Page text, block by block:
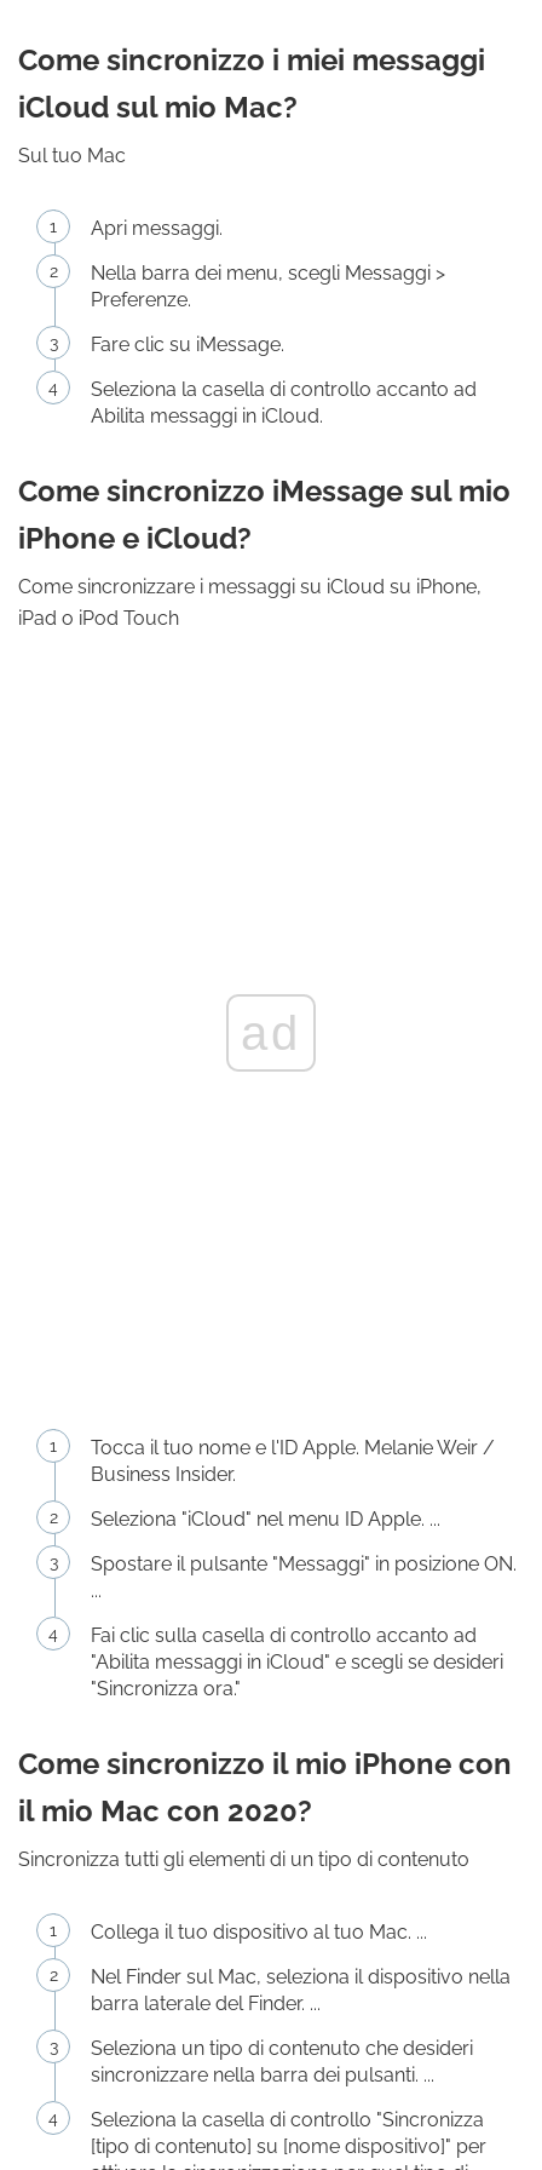
Come sincronizzo i miei messaggi
iCloud sul mio Mac?
Sul tuo Mac
Apri messaggi.
Nella barra dei menu, scegli Messaggi >
Preferenze.
Fare clic su iMessage.
Seleziona la casella di controllo accanto ad
Abilita messaggi in iCloud.
Come sincronizzo iMessage sul mio
iPhone e iCloud?
Come sincronizzare i messaggi su iCloud su iPhone,
iPad o iPod Touch
ad
Tocca il tuo nome e l'ID Apple. Melanie Weir /
Business Insider.
Seleziona "iCloud" nel menu ID Apple. ...
Spostare il pulsante "Messaggi" in posizione ON.
...
Fai clic sulla casella di controllo accanto ad
"Abilita messaggi in iCloud" e scegli se desideri
"Sincronizza ora."
Come sincronizzo il mio iPhone con
il mio Mac con 2020?
Sincronizza tutti gli elementi di un tipo di contenuto
Collega il tuo dispositivo al tuo Mac. ...
Nel Finder sul Mac, seleziona il dispositivo nella
barra laterale del Finder. ...
Seleziona un tipo di contenuto che desideri
sincronizzare nella barra dei pulsanti. ...
Seleziona la casella di controllo "Sincronizza
[tipo di contenuto] su [nome dispositivo]" per